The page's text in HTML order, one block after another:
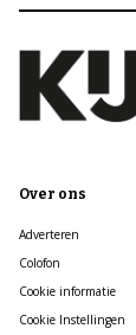
Over ons
Adverteren
Colofon
Cookie informatie
Cookie Instellingen